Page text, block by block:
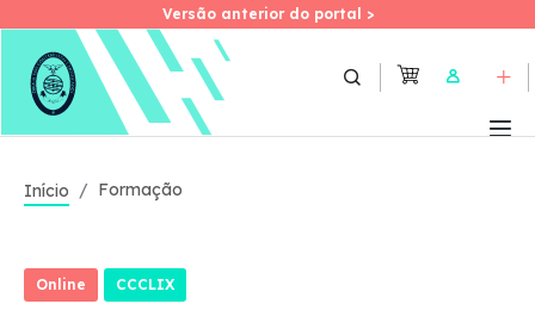
Skip
Versão anterior do portal >
Versão anterior do portal >
User
Início Formação
Online CCCLIX